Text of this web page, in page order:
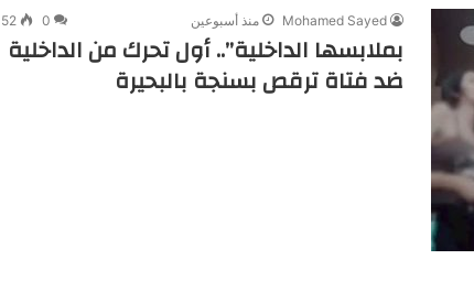
Mohamed Sayed منذ أسبوعين 0
52
بملابسها الداخلية”.. أول تحرك من الداخلية
ضد فتاة ترقص بسنجة بالبحيرة